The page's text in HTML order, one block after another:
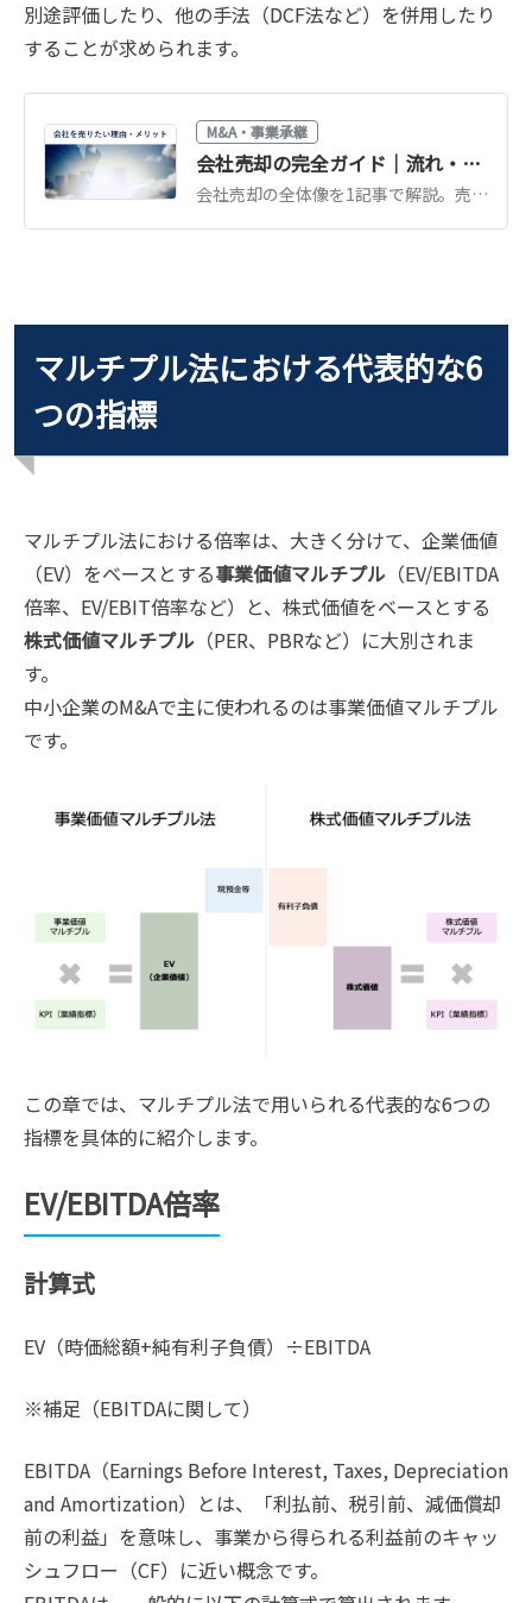
別途評価したり、他の手法（DCF法など）を併用したり
することが求められます。
M&A・事業承継
会社売却の完全ガイド｜流れ・相場・税金・注意点を徹底解説【2026年版】
会社売却の全体像を1記事で解説。売却の流れ7ステップ、価格相場の考え方、税金と手取り、失敗しないための注意点まで、2026年時点の情報でまとめた完全ガイドです。
マルチプル法における代表的な6
つの指標
マルチプル法における倍率は、大きく分けて、企業価値
（EV）をベースとする事業価値マルチプル （EV/EBITDA
倍率、EV/EBIT倍率など）と、株式価値をベースとする
株式価値マルチプル （PER、PBRなど）に大別されま
す。
中小企業のM&Aで主に使われるのは事業価値マルチプル
です。
この章では、マルチプル法で用いられる代表的な6つの
指標を具体的に紹介します。
EV/EBITDA倍率
計算式
EV（時価総額+純有利子負債）÷EBITDA
※補足（EBITDAに関して）
EBITDA（Earnings Before Interest, Taxes, Depreciation
and Amortization）とは、「利払前、税引前、減価償却
前の利益」を意味し、事業から得られる利益前のキャッ
シュフロー（CF）に近い概念です。